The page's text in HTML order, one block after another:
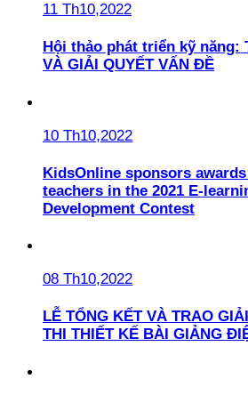
11 Th10,2022
Hội thảo phát triển kỹ năng:
VÀ GIẢI QUYẾT VẤN ĐỀ
10 Th10,2022
KidsOnline sponsors
teachers in the 2021 E-
Development Contest
08 Th10,2022
LỄ TỔNG KẾT VÀ TRAO
THI THIẾT KẾ BÀI GIẢNG